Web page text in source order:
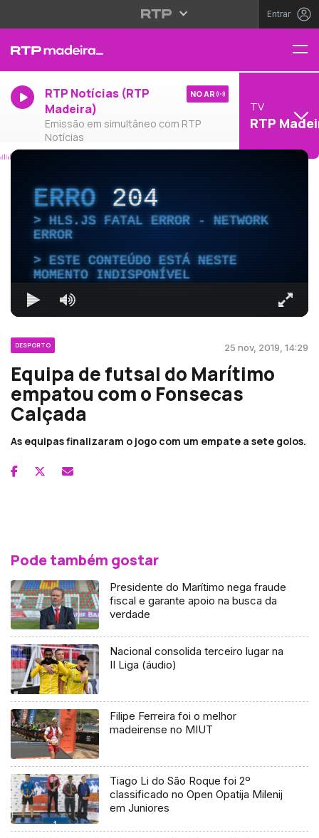
Entrar
RTP Notícias (RTP
Madeira)
Emissão em simultâneo com RTP
Notícias
NO AR
TV
RTP
ERRO204
HLS.JS FATAL ERROR - NETWORK
ERROR
ESTE CONTEÚDO ESTÁ NESTE
MOMENTO INDISPONÍVEL
DESPORTO 25 nov, 2019, 14:29
Equipa de futsal do Marítimo
empatou com o Fonsecas
Calçada
As equipas finalizaram o jogo com um empate a sete golos.
Pode também gostar
Presidente do Marítimo nega fraude
fiscal e garante apoio na busca da
verdade
Nacional consolida terceiro lugar na
II Liga (áudio)
Filipe Ferreira foi o melhor
madeirense no MIUT
Tiago Li do São Roque foi 2º
classificado no Open Opatija Milenij
em Juniores